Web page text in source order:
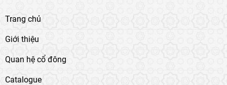
Trang chủ
Giới thiệu
Quan hệ cổ đông
Catalogue